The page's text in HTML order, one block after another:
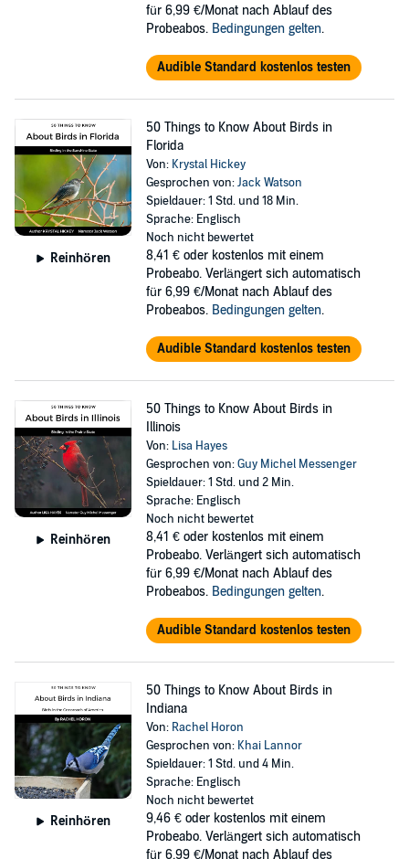
für 6,99 €/Monat nach Ablauf des
Probeabos. Bedingungen gelten.
Audible Standard kostenlos testen
Reinhören
50 Things to Know About Birds in
Florida
Von: Krystal Hickey
Gesprochen von:Jack Watson
Spieldauer: 1 Std. und 18 Min.
Sprache: Englisch
Noch nicht bewertet
8,41 € oder kostenlos mit einem
Probeabo. Verlängert sich automatisch
für 6,99 €/Monat nach Ablauf des
Probeabos. Bedingungen gelten.
Audible Standard kostenlos testen
Reinhören
50 Things to Know About Birds in
Illinois
Von: Lisa Hayes
Gesprochen von:Guy Michel Messenger
Spieldauer: 1 Std. und 2 Min.
Sprache: Englisch
Noch nicht bewertet
8,41 € oder kostenlos mit einem
Probeabo. Verlängert sich automatisch
für 6,99 €/Monat nach Ablauf des
Probeabos. Bedingungen gelten.
Audible Standard kostenlos testen
Reinhören
50 Things to Know About Birds in
Indiana
Von: Rachel Horon
Gesprochen von: Khai Lannor
Spieldauer: 1 Std. und 4 Min.
Sprache: Englisch
Noch nicht bewertet
9,46 € oder kostenlos mit einem
Probeabo. Verlängert sich automatisch
für 6,99 €/Monat nach Ablauf des